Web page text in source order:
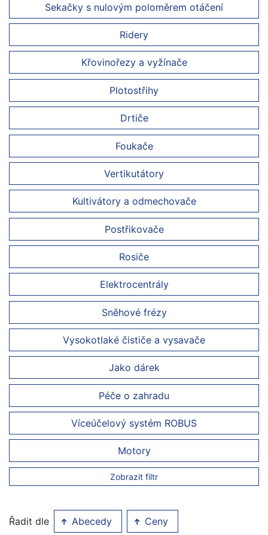
Sekačky s nulovým poloměrem otáčení
Ridery
Křovinořezy a vyžínače
Plotostřihy
Drtiče
Foukače
Vertikutátory
Kultivátory a odmechovače
Postřikovače
Rosiče
Elektrocentrály
Sněhové frézy
Vysokotlaké čističe a vysavače
Jako dárek
Péče o zahradu
Víceúčelový systém ROBUS
Motory
Zobrazit filtr
Řadit dle Abecedy Ceny